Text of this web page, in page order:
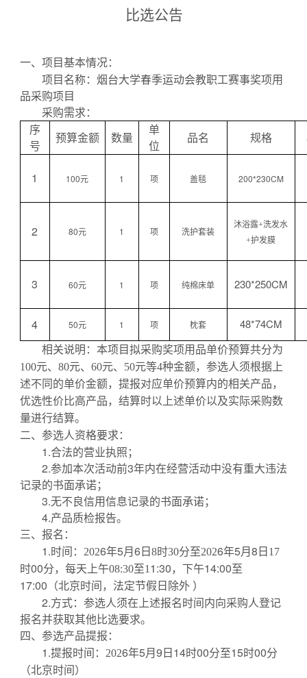
比选公告
一、项目基本情况：
项目名称：烟台大学春季运动会教职工赛事奖项用
品采购项目
采购需求：
序
号
预算金额 数量
单
位
品名 规格
1 100元 1 项 盖毯 200*230CM
2 80元 1 项 洗护套装
沐浴露+洗发水
+护发膜
3 60元 1 项 纯棉床单 230*250CM
4 50元 1 项 枕套 48*74CM
相关说明：本项目拟采购奖项用品单价预算共分为
100元、80元、60元、50元等4种金额，参选人须根据上
述不同的单价金额，提报对应单价预算内的相关产品，
优选性价比高产品，结算时以上述单价以及实际采购数
量进行结算。
二、 参选人资格要求：
1.合法的营业执照；
2.参加本次活动前3年内在经营活动中没有重大违法
记录的书面承诺；
3.无不良信用信息记录的书面承诺；
4.产品质检报告。
三、 报名 ：
1.时间： 2026年5月6日 8时30分至2026年5月8 日 17
时00分，每天上午08:30至1 1:30，下午14:00至
17:00 （北京时间，法定节假日除外 ）
2.方式： 参选人须在上述报名时间内向采购人登记
报名并获取其他比选要求。
四、 参选产品提报 ：
1.提报时间： 2026年5月9日14时00分至15时00分
（北京时间）